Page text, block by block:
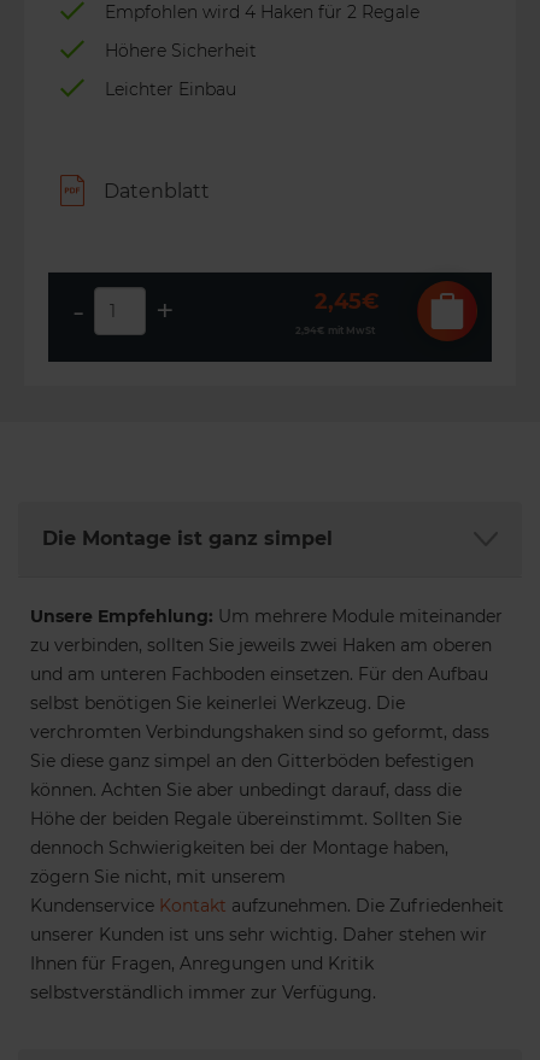
Empfohlen wird 4 Haken für 2 Regale
Höhere Sicherheit
Leichter Einbau
Datenblatt
- + 2,94€ mit MwSt
2,45€
Die Montage ist ganz simpel
Unsere Empfehlung: Um mehrere Module miteinander
zu verbinden, sollten Sie jeweils zwei Haken am oberen
und am unteren Fachboden einsetzen. Für den Aufbau
selbst benötigen Sie keinerlei Werkzeug. Die
verchromten Verbindungshaken sind so geformt, dass
Sie diese ganz simpel an den Gitterböden befestigen
können. Achten Sie aber unbedingt darauf, dass die
Höhe der beiden Regale übereinstimmt. Sollten Sie
dennoch Schwierigkeiten bei der Montage haben,
zögern Sie nicht, mit unserem
Kundenservice Kontakt aufzunehmen. Die Zufriedenheit
unserer Kunden ist uns sehr wichtig. Daher stehen wir
Ihnen für Fragen, Anregungen und Kritik
selbstverständlich immer zur Verfügung.